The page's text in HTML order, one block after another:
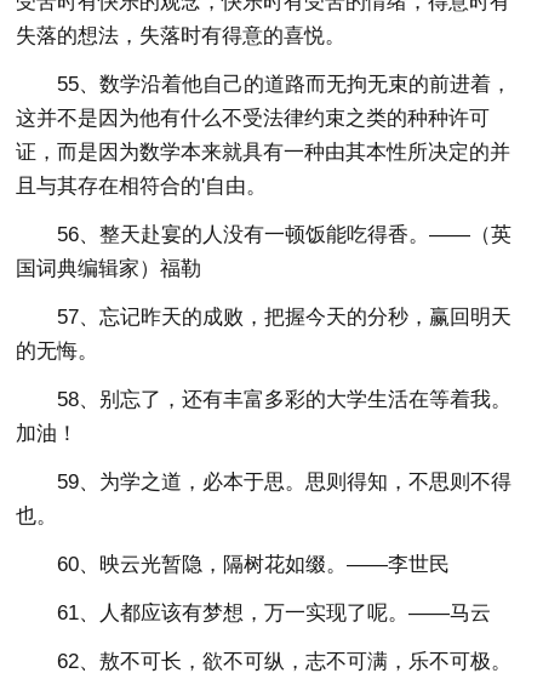
失落的想法，失落时有得意的喜悦。
55、数学沿着他自己的道路而无拘无束的前进着，
这并不是因为他有什么不受法律约束之类的种种许可
证，而是因为数学本来就具有一种由其本性所决定的并
且与其存在相符合的'自由。
56、整天赴宴的人没有一顿饭能吃得香。——（英
国词典编辑家）福勒
57、忘记昨天的成败，把握今天的分秒，赢回明天
的无悔。
58、别忘了，还有丰富多彩的大学生活在等着我。
加油！
59、为学之道，必本于思。思则得知，不思则不得
也。
60、映云光暂隐，隔树花如缀。——李世民
61、人都应该有梦想，万一实现了呢。——马云
62、敖不可长，欲不可纵，志不可满，乐不可极。